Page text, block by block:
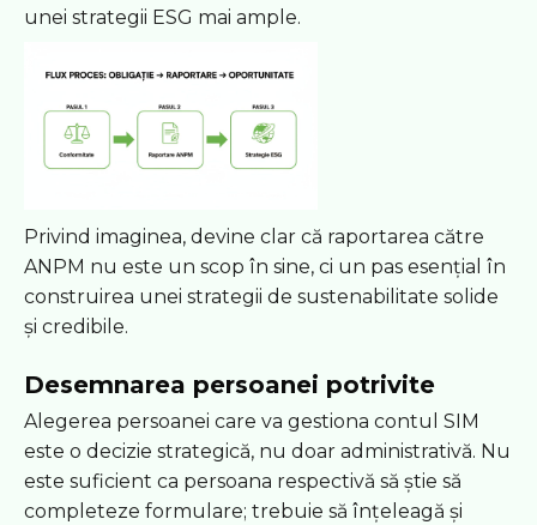
unei strategii ESG mai ample.
Privind imaginea, devine clar că raportarea către
ANPM nu este un scop în sine, ci un pas esențial în
construirea unei strategii de sustenabilitate solide
și credibile.
Desemnarea persoanei potrivite
Alegerea persoanei care va gestiona contul SIM
este o decizie strategică, nu doar administrativă. Nu
este suficient ca persoana respectivă să știe să
completeze formulare; trebuie să înțeleagă și